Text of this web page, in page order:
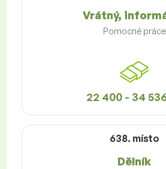
Vrátný,
Pomocné práce
22 400 - 34
638. místo
Dělník